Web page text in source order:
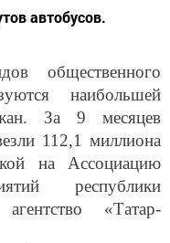
автобусов.
общественного
наибольшей
За 9 месяцев
112,1 миллиона
на Ассоциацию
республики
«Татар-